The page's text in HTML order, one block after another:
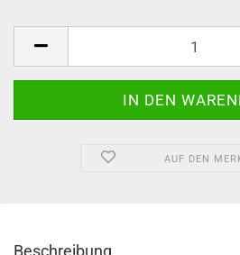
AUF DEN
Beschreibung